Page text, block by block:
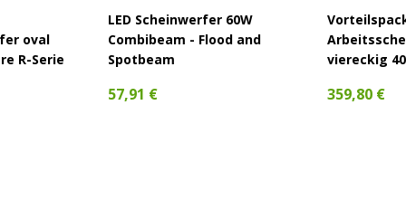
oval
R-Serie
LED Scheinwerfer 60W
Combibeam - Flood and
Spotbeam
57,91 €
Vorteilspack
viereckig
359,80 €